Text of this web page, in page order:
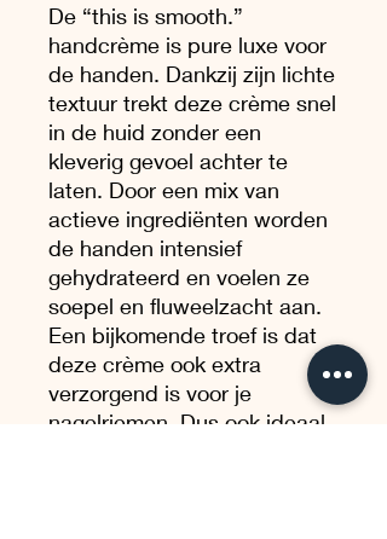
De “this is smooth.”
handcrème is pure luxe voor
de handen. Dankzij zijn lichte
textuur trekt deze crème snel
in de huid zonder een
kleverig gevoel achter te
laten. Door een mix van
actieve ingrediënten worden
de handen intensief
gehydrateerd en voelen ze
soepel en fluweelzacht aan.
Een bijkomende troef is dat
deze crème ook extra
verzorgend is voor je
nagelriemen. Dus ook ideaal